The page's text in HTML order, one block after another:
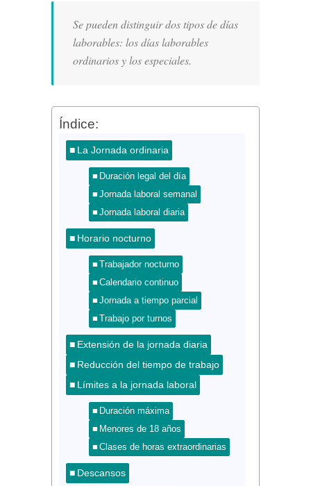
Se pueden distinguir dos tipos de días
laborables: los días laborables
ordinarios y los especiales.
Índice:
La Jornada ordinaria
Duración legal del día
Jornada laboral semanal
Jornada laboral diaria
Horario nocturno
Trabajador nocturno
Calendario continuo
Jornada a tiempo parcial
Trabajo por turnos
Extensión de la jornada diaria
Reducción del tiempo de trabajo
Límites a la jornada laboral
Duración máxima
Menores de 18 años
Clases de horas extraordinarias
Descansos